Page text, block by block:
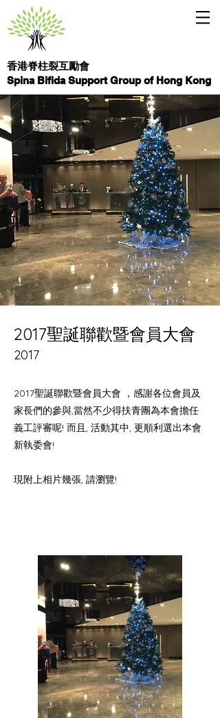
香港脊柱裂互勵會
Spina Bifida Support Group of Hong Kong
2017聖誕聯歡暨會員大會
2017
2017聖誕聯歡暨會員大會 ，感謝各位會員及
家長們的參與,當然不少得扶青團為本會擔任
義工評審呢! 而且, 活動其中, 更順利選出本會
新執委會!
現附上相片幾張, 請瀏覽!